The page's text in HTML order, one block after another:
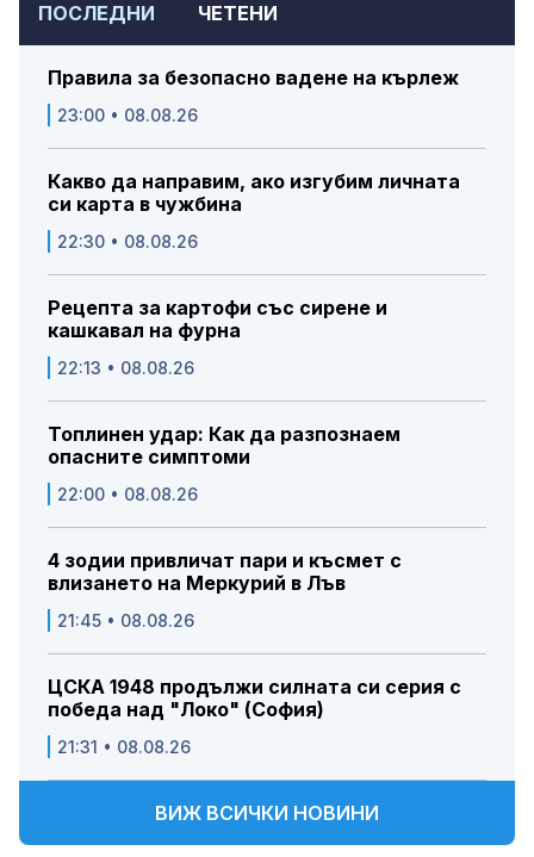
ПОСЛЕДНИ ЧЕТЕНИ
Правила за безопасно вадене на кърлеж
23:00 • 08.08.26
Какво да направим, ако изгубим личната
си карта в чужбина
22:30 • 08.08.26
Рецепта за картофи със сирене и
кашкавал на фурна
22:13 • 08.08.26
Топлинен удар: Как да разпознаем
опасните симптоми
22:00 • 08.08.26
4 зодии привличат пари и късмет с
влизането на Меркурий в Лъв
21:45 • 08.08.26
ЦСКА 1948 продължи силната си серия с
победа над "Локо" (София)
21:31 • 08.08.26
ВИЖ ВСИЧКИ НОВИНИ